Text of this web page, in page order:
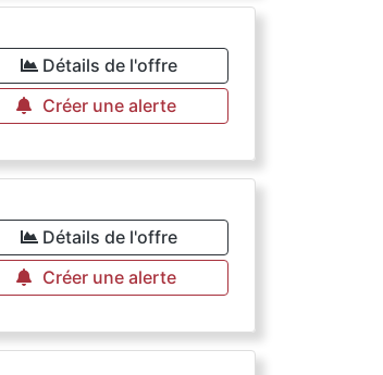
Détails de l'offre
Créer une alerte
Détails de l'offre
Créer une alerte